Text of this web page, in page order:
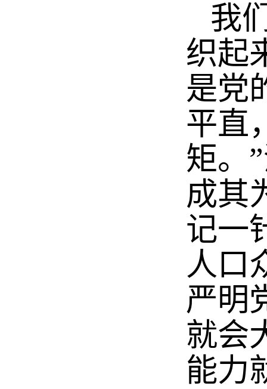
我
织起
是党
平直
矩。
成其
记一
人口
严明
就会
能力